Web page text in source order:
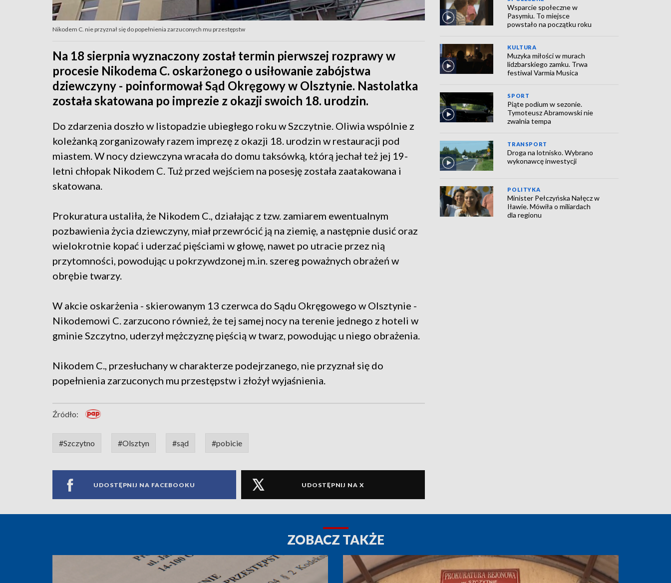
Nikodem C. nie przyznał się do popełnienia zarzuconych mu przestępstw
Na 18 sierpnia wyznaczony został termin pierwszej rozprawy w
procesie Nikodema C. oskarżonego o usiłowanie zabójstwa
dziewczyny - poinformował Sąd Okręgowy w Olsztynie. Nastolatka
została skatowana po imprezie z okazji swoich 18. urodzin.
Do zdarzenia doszło w listopadzie ubiegłego roku w Szczytnie. Oliwia wspólnie z
koleżanką zorganizowały razem imprezę z okazji 18. urodzin w restauracji pod
miastem. W nocy dziewczyna wracała do domu taksówką, którą jechał też jej 19-
letni chłopak Nikodem C. Tuż przed wejściem na posesję została zaatakowana i
skatowana.
Prokuratura ustaliła, że Nikodem C., działając z tzw. zamiarem ewentualnym
pozbawienia życia dziewczyny, miał przewrócić ją na ziemię, a następnie dusić oraz
wielokrotnie kopać i uderzać pięściami w głowę, nawet po utracie przez nią
przytomności, powodując u pokrzywdzonej m.in. szereg poważnych obrażeń w
obrębie twarzy.
W akcie oskarżenia - skierowanym 13 czerwca do Sądu Okręgowego w Olsztynie -
Nikodemowi C. zarzucono również, że tej samej nocy na terenie jednego z hoteli w
gminie Szczytno, uderzył mężczyznę pięścią w twarz, powodując u niego obrażenia.
Nikodem C., przesłuchany w charakterze podejrzanego, nie przyznał się do
popełnienia zarzuconych mu przestępstw i złożył wyjaśnienia.
Źródło:
#Szczytno #Olsztyn #sąd #pobicie
UDOSTĘPNIJ NA FACEBOOKU UDOSTĘPNIJ NA X
Wsparcie społeczne w
Pasymiu. To miejsce
powstało na początku roku
KULTURA
Muzyka miłości w murach
lidzbarskiego zamku. Trwa
festiwal Varmia Musica
SPORT
Piąte podium w sezonie.
Tymoteusz Abramowski nie
zwalnia tempa
TRANSPORT
Droga na lotnisko. Wybrano
wykonawcę inwestycji
POLITYKA
Minister Pełczyńska Nałęcz w
Iławie. Mówiła o miliardach
dla regionu
ZOBACZ TAKŻE